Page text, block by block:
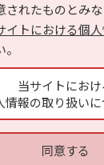
されたものとみ
イトにおける個
当サイトにおけ
情報の取り扱い
同意する
© HYOJITO.Co.,Ltd. All